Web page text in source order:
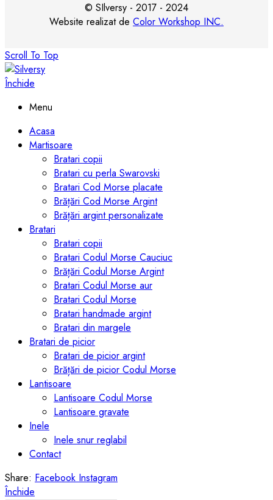
© SIlversy - 2017 - 2024
Website realizat de Color Workshop INC.
Scroll To Top
Închide
Menu
Acasa
Martisoare
Bratari copii
Bratari cu perla Swarovski
Bratari Cod Morse placate
Brățări Cod Morse Argint
Brățări argint personalizate
Bratari
Bratari copii
Bratari Codul Morse Cauciuc
Brățări Codul Morse Argint
Bratari Codul Morse aur
Bratari Codul Morse
Bratari handmade argint
Bratari din margele
Bratari de picior
Bratari de picior argint
Brățări de picior Codul Morse
Lantisoare
Lantisoare Codul Morse
Lantisoare gravate
Inele
Inele snur reglabil
Contact
Share: Facebook Instagram
Închide